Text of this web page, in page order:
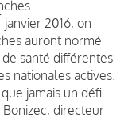
janvier 2016, on
auront normé
santé différentes
nationales actives.
jamais un défi
directeur